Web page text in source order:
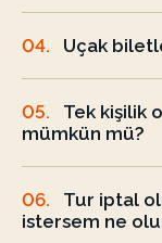
04. Uçak
05.
Tek kişilik
mümkün mü?
06.
Tur iptal
istersem ne